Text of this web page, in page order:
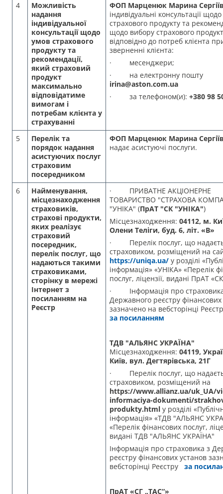
4
Можливість
надання
індивідуальної
консультації щодо
умов страхового
продукту та
рекомендації,
який страховий
продукт
максимально
відповідатиме
вимогам і
потребам клієнта у
страхуванні
ФОП Марценюк Марина
індивідуальні консультації
страхового продукту та
щодо вибору страхового
відповідно до потреб клієнта
зверненні клієнта:
· месенджери;
· на електронну пошту
irina@aston.com.ua
· за телефоном(и): +380 98
5
Перелік та
порядок надання
асистуючих послуг
страховим
посередником
ФОП Марценюк Марина
надає асистуючі послуги.
6
Найменування,
місцезнаходження
страховиків,
страхові продукти,
яких реалізує
страховий
посередник,
перелік послуг, що
надаються такими
страховиками,
сторінку в мережі
Інтернет з
посиланням на
Реєстр
· ПРИВАТНЕ АКЦІОНЕРНЕ
ТОВАРИСТВО "СТРАХОВА
"УНІКА" (ПрАТ "СК "УНІКА")
Місцезнаходження: 04112, м.
Олени Теліги, буд. 6, літ. «В»
· Перелік послуг, що
страховиком, розміщений на
https://uniqa.ua/ у розділі
інформація» «УНІКА» «Перелік
послуг, ліцензії, видані ПрАТ
· Інформація про
Державного реєстру фінансових
зазначено на вебсторінці
за посиланням
ТДВ "АЛЬЯНС УКРАЇНА"
Місцезнаходження: 04119,
Київ, вул. Дегтярівська, 21Г
· Перелік послуг, що
страховиком, розміщений на
https://www.allianz.ua/uk_UA/
informaciya-dokumenti/
produkty.html у розділі
інформація» «ТДВ "АЛЬЯНС
«Перелік фінансових послуг,
видані ТДВ "АЛЬЯНС УКРАЇНА"
Інформація про страховика з
реєстру фінансових установ
вебсторінці Реєстру за
ПрАТ «СГ „ТАС“»